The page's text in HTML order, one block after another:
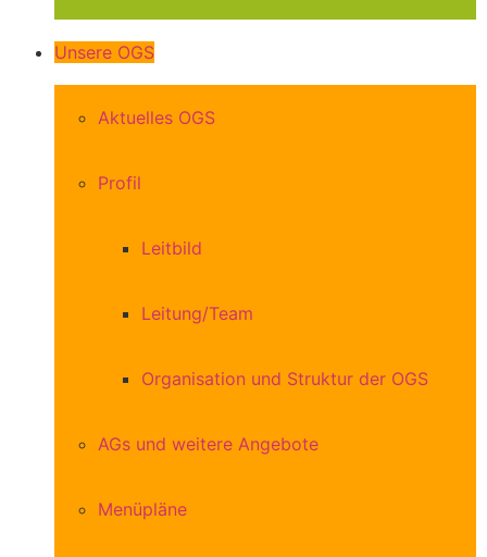
Unsere OGS
Aktuelles OGS
Profil
Leitbild
Leitung/Team
Organisation und Struktur der OGS
AGs und weitere Angebote
Menüpläne